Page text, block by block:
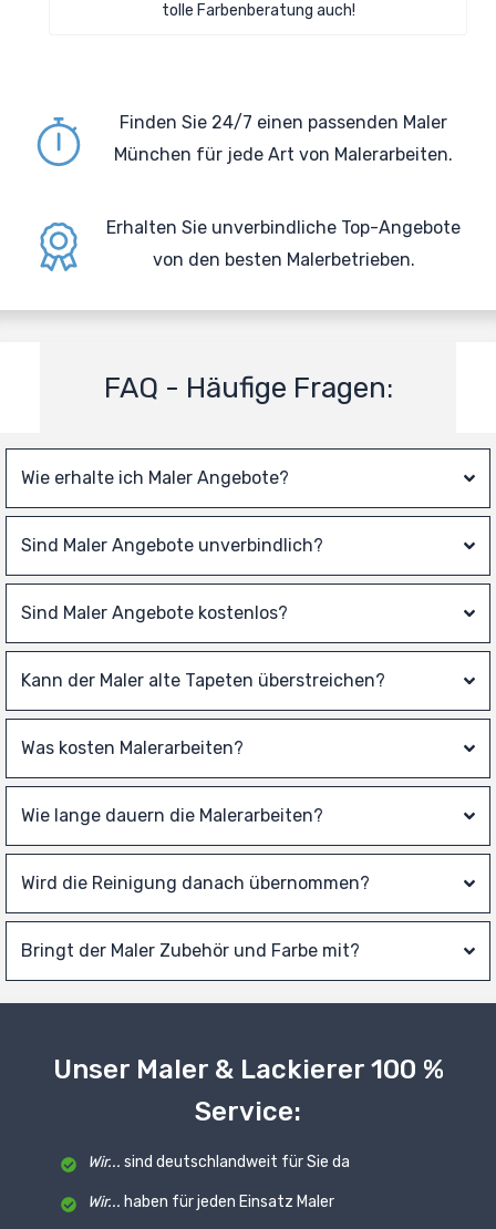
tolle Farbenberatung auch!
Finden Sie 24/7 einen passenden Maler
München für jede Art von Malerarbeiten.
Erhalten Sie unverbindliche Top-Angebote
von den besten Malerbetrieben.
FAQ - Häufige Fragen:
Wie erhalte ich Maler Angebote?
Sind Maler Angebote unverbindlich?
Sind Maler Angebote kostenlos?
Kann der Maler alte Tapeten überstreichen?
Was kosten Malerarbeiten?
Wie lange dauern die Malerarbeiten?
Wird die Reinigung danach übernommen?
Bringt der Maler Zubehör und Farbe mit?
Unser Maler & Lackierer 100 %
Service:
Wir... sind deutschlandweit für Sie da
Wir... haben für jeden Einsatz Maler